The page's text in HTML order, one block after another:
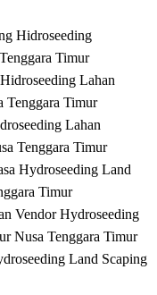
Hidroseeding
Timur
Lahan
Tenggara Timur
Lahan
Tenggara Timur
Hydroseeding Land
Timur
Vendor Hydroseeding
Nusa Tenggara Timur
Land Scaping